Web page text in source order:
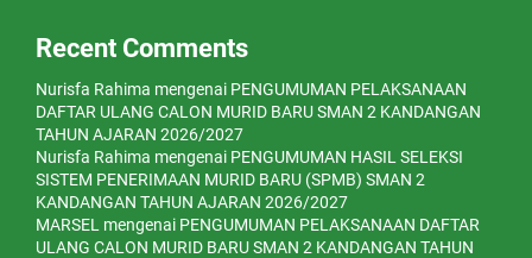
Recent Comments
Nurisfa Rahima mengenai PENGUMUMAN PELAKSANAAN
DAFTAR ULANG CALON MURID BARU SMAN 2 KANDANGAN
TAHUN AJARAN 2026/2027
Nurisfa Rahima mengenai PENGUMUMAN HASIL SELEKSI
SISTEM PENERIMAAN MURID BARU (SPMB) SMAN 2
KANDANGAN TAHUN AJARAN 2026/2027
MARSEL mengenai PENGUMUMAN PELAKSANAAN DAFTAR
ULANG CALON MURID BARU SMAN 2 KANDANGAN TAHUN